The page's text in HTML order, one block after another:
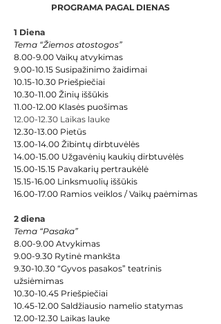
PROGRAMA PAGAL DIENAS
1 Diena
Tema “Žiemos atostogos”
8.00-9.00 Vaikų atvykimas
9.00-10.15 Susipažinimo žaidimai
10.15-10.30 Priešpiečiai
10.30-11.00 Žinių iššūkis
11.00-12.00 Klasės puošimas
12.00-12.30 Laikas lauke
12.30-13.00 Pietūs
13.00-14.00 Žibintų dirbtuvėlės
14.00-15.00 Užgavėnių kaukių dirbtuvėlės
15.00-15.15 Pavakarių pertraukėlė
15.15-16.00 Linksmuolių iššūkis
16.00-17.00 Ramios veiklos / Vaikų paėmimas
2 diena
Tema “Pasaka”
8.00-9.00 Atvykimas
9.00-9.30 Rytinė mankšta
9.30-10.30 “Gyvos pasakos” teatrinis
užsiėmimas
10.30-10.45 Priešpiečiai
10.45-12.00 Saldžiausio namelio statymas
12.00-12.30 Laikas lauke